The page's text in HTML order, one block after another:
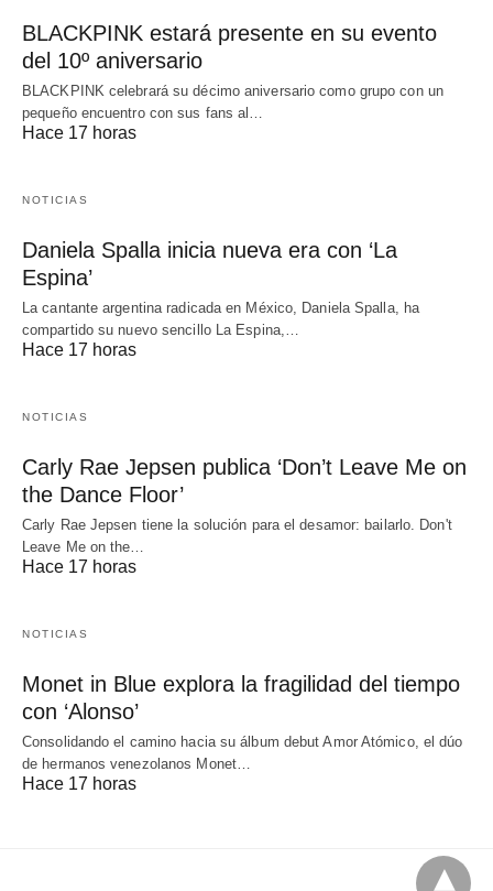
BLACKPINK estará presente en su evento
del 10º aniversario
BLACKPINK celebrará su décimo aniversario como grupo con un
pequeño encuentro con sus fans al…
Hace 17 horas
NOTICIAS
Daniela Spalla inicia nueva era con ‘La
Espina’
La cantante argentina radicada en México, Daniela Spalla, ha
compartido su nuevo sencillo La Espina,…
Hace 17 horas
NOTICIAS
Carly Rae Jepsen publica ‘Don’t Leave Me on
the Dance Floor’
Carly Rae Jepsen tiene la solución para el desamor: bailarlo. Don't
Leave Me on the…
Hace 17 horas
NOTICIAS
Monet in Blue explora la fragilidad del tiempo
con ‘Alonso’
Consolidando el camino hacia su álbum debut Amor Atómico, el dúo
de hermanos venezolanos Monet…
Hace 17 horas